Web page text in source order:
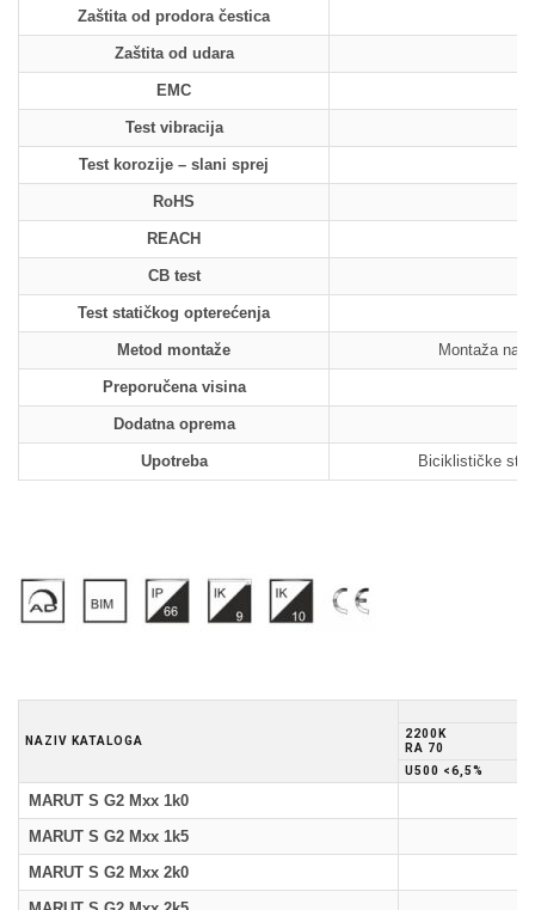
Zaštita od prodora čestica
Zaštita od udara
EMC
Test vibracija
Test korozije – slani sprej
RoHS
REACH
CB test
Test statičkog opterećenja
Metod montaže Montaža na
Preporučena visina
Dodatna oprema
Upotreba Biciklističke
NAZIV KATALOGA
2200K
RA 70
U500 <6,5%
MARUT S G2 Mxx 1k0
MARUT S G2 Mxx 1k5
MARUT S G2 Mxx 2k0